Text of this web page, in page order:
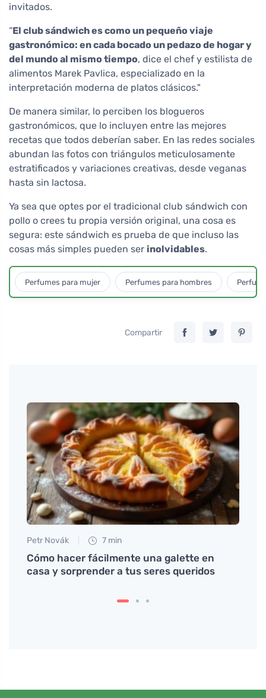
invitados.
“El club sándwich es como un pequeño viaje
gastronómico: en cada bocado un pedazo de hogar y
del mundo al mismo tiempo, dice el chef y estilista de
alimentos Marek Pavlica, especializado en la
interpretación moderna de platos clásicos."
De manera similar, lo perciben los blogueros
gastronómicos, que lo incluyen entre las mejores
recetas que todos deberían saber. En las redes sociales
abundan las fotos con triángulos meticulosamente
estratificados y variaciones creativas, desde veganas
hasta sin lactosa.
Ya sea que optes por el tradicional club sándwich con
pollo o crees tu propia versión original, una cosa es
segura: este sándwich es prueba de que incluso las
cosas más simples pueden ser inolvidables.
Perfumes para mujer Perfumes para hombres
Compartir
Petr Novák 7 min
Cómo hacer fácilmente una galette en
casa y sorprender a tus seres queridos